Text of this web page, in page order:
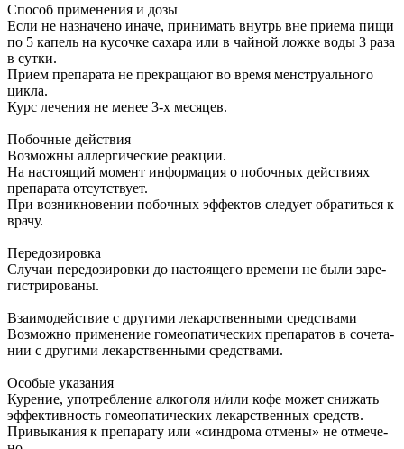
Спо­соб при­ме­не­ния и до­зы
Если не назна­че­но ина­че, при­ни­мать внутрь вне прие­ма пи­щи
по 5 ка­пель на ку­соч­ке са­ха­ра или в чай­ной лож­ке во­ды 3 ра­за
в сут­ки.
При­ем пре­па­ра­та не пре­кра­ща­ют во вре­мя мен­стру­аль­но­го
цик­ла.
Курс ле­че­ния не ме­нее 3-х ме­ся­цев.
По­боч­ные действия
Воз­мож­ны ал­лер­ги­че­ские ре­ак­ции.
На на­сто­я­щий мо­мент ин­фор­ма­ция о по­боч­ных действи­ях
пре­па­ра­та от­сут­ству­ет.
При воз­ник­но­ве­нии по­боч­ных эф­фек­тов сле­ду­ет обра­тить­ся к
вра­чу.
Пе­ре­до­зи­ров­ка
Слу­чаи пе­ре­до­зи­ров­ки до на­сто­я­ще­го вре­ме­ни не бы­ли за­ре­
ги­стри­ро­ва­ны.
Взаи­мо­дей­ствие с дру­ги­ми ле­кар­ствен­ны­ми сред­ства­ми
Воз­мож­но при­ме­не­ние го­мео­па­ти­че­ских пре­па­ра­тов в со­че­та­
нии с дру­ги­ми ле­кар­ствен­ны­ми сред­ства­ми.
Осо­бые ука­за­ния
Ку­ре­ние, упо­треб­ле­ние ал­ко­го­ля и/или ко­фе мо­жет сни­жать
эф­фек­тив­ность го­мео­па­ти­че­ских ле­кар­ствен­ных средств.
При­вы­ка­ния к пре­па­ра­ту или «синд­ро­ма от­ме­ны» не от­ме­че­